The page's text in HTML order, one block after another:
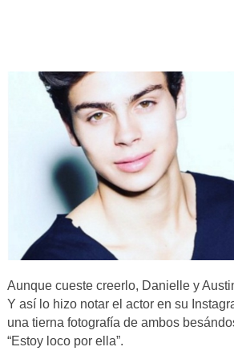
Aunque cueste creerlo, Danielle y
Y así lo hizo notar el actor en su
una tierna fotografía de ambos
“Estoy loco por ella”.